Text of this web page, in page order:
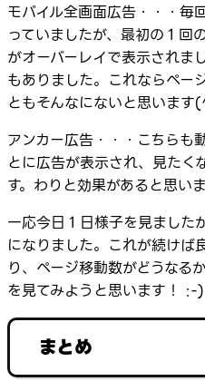
モバイル全画面広告・・・毎
っていましたが、最初の１回
がオーバーレイで表示されま
もありました。これならペー
ともそんなにないと思いま
アンカー広告・・・こちらも
とに広告が表示され、見たく
す。わりと効果があると思いま
一応今日１日様子を見ました
になりました。これが続けば
り、ページ移動数がどうなる
を見てみようと思います！ :-)
まとめ